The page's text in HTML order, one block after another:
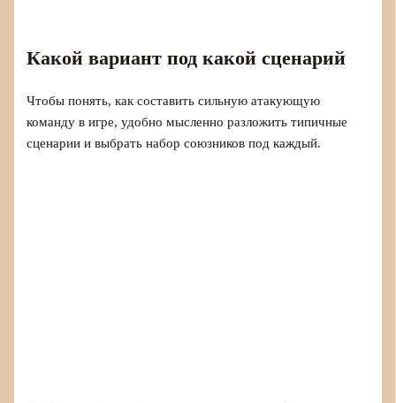
Какой вариант под какой сценарий
Чтобы понять, как составить сильную атакующую
команду в игре, удобно мысленно разложить типичные
сценарии и выбрать набор союзников под каждый.